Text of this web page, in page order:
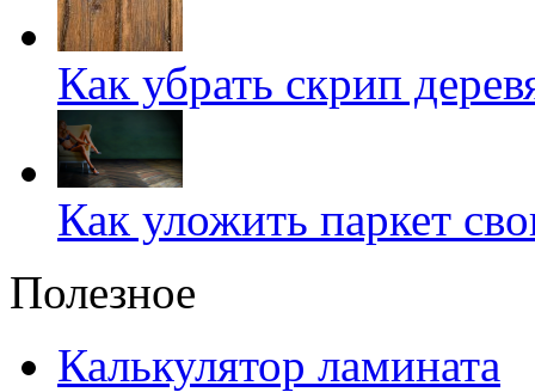
Как убрать скрип
Как уложить паркет
Полезное
Калькулятор ламината